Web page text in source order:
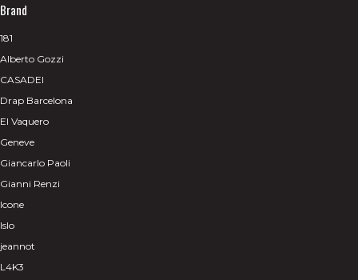
Brand
181
Alberto Gozzi
CASADEI
Drap Barcelona
El Vaquero
Geneve
Giancarlo Paoli
Gianni Renzi
Icone
Islo
jeannot
L4K3